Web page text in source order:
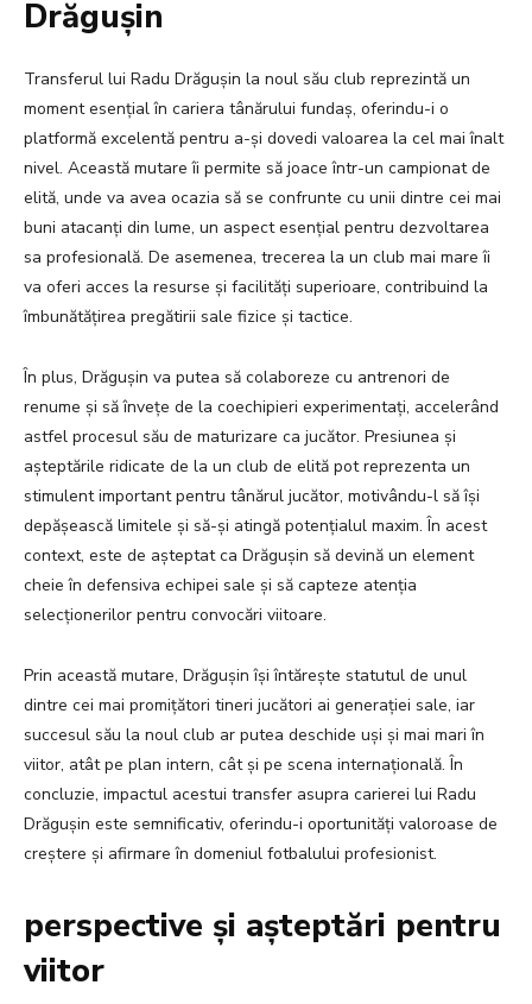
Drăgușin
Transferul lui Radu Drăgușin la noul său club reprezintă un
moment esențial în cariera tânărului fundaș, oferindu-i o
platformă excelentă pentru a-și dovedi valoarea la cel mai înalt
nivel. Această mutare îi permite să joace într-un campionat de
elită, unde va avea ocazia să se confrunte cu unii dintre cei mai
buni atacanți din lume, un aspect esențial pentru dezvoltarea
sa profesională. De asemenea, trecerea la un club mai mare îi
va oferi acces la resurse și facilități superioare, contribuind la
îmbunătățirea pregătirii sale fizice și tactice.
În plus, Drăgușin va putea să colaboreze cu antrenori de
renume și să învețe de la coechipieri experimentați, accelerând
astfel procesul său de maturizare ca jucător. Presiunea și
așteptările ridicate de la un club de elită pot reprezenta un
stimulent important pentru tânărul jucător, motivându-l să își
depășească limitele și să-și atingă potențialul maxim. În acest
context, este de așteptat ca Drăgușin să devină un element
cheie în defensiva echipei sale și să capteze atenția
selecționerilor pentru convocări viitoare.
Prin această mutare, Drăgușin își întărește statutul de unul
dintre cei mai promițători tineri jucători ai generației sale, iar
succesul său la noul club ar putea deschide uși și mai mari în
viitor, atât pe plan intern, cât și pe scena internațională. În
concluzie, impactul acestui transfer asupra carierei lui Radu
Drăgușin este semnificativ, oferindu-i oportunități valoroase de
creștere și afirmare în domeniul fotbalului profesionist.
perspective și așteptări pentru
viitor